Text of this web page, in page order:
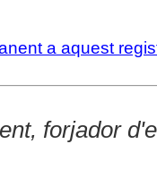
a aquest
forjador